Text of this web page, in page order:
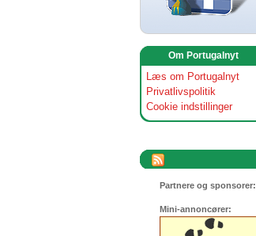
Om Portugalnyt
Læs om Portugalnyt
Privatlivspolitik
Cookie indstillinger
Partnere og sponsorer:
Mini-annoncører: